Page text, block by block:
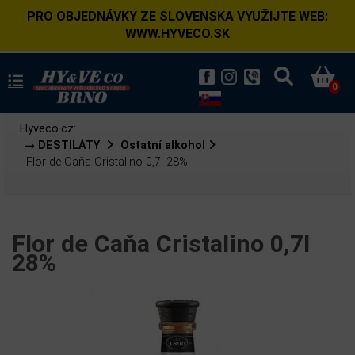
PRO OBJEDNÁVKY ZE SLOVENSKA VYUŽIJTE WEB:
WWW.HYVECO.SK
0
Hyveco.cz:
→ DESTILÁTY
Ostatní alkohol
Flor de Caňa Cristalino 0,7l 28%
Flor de Caňa Cristalino 0,7l
28%